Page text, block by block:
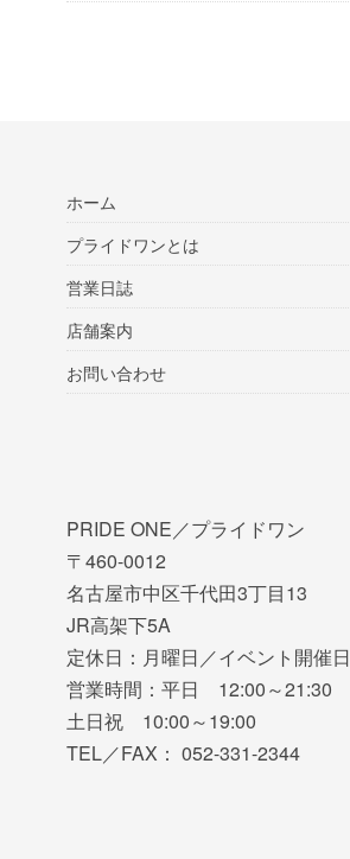
ホーム
プライドワンとは
営業日誌
店舗案内
お問い合わせ
PRIDE ONE／プライドワン
〒460-0012
名古屋市中区千代田3丁目13
JR高架下5A
定休日：月曜日／イベント開催日
営業時間：平日 12:00～21:30
土日祝 10:00～19:00
TEL／FAX： 052-331-2344